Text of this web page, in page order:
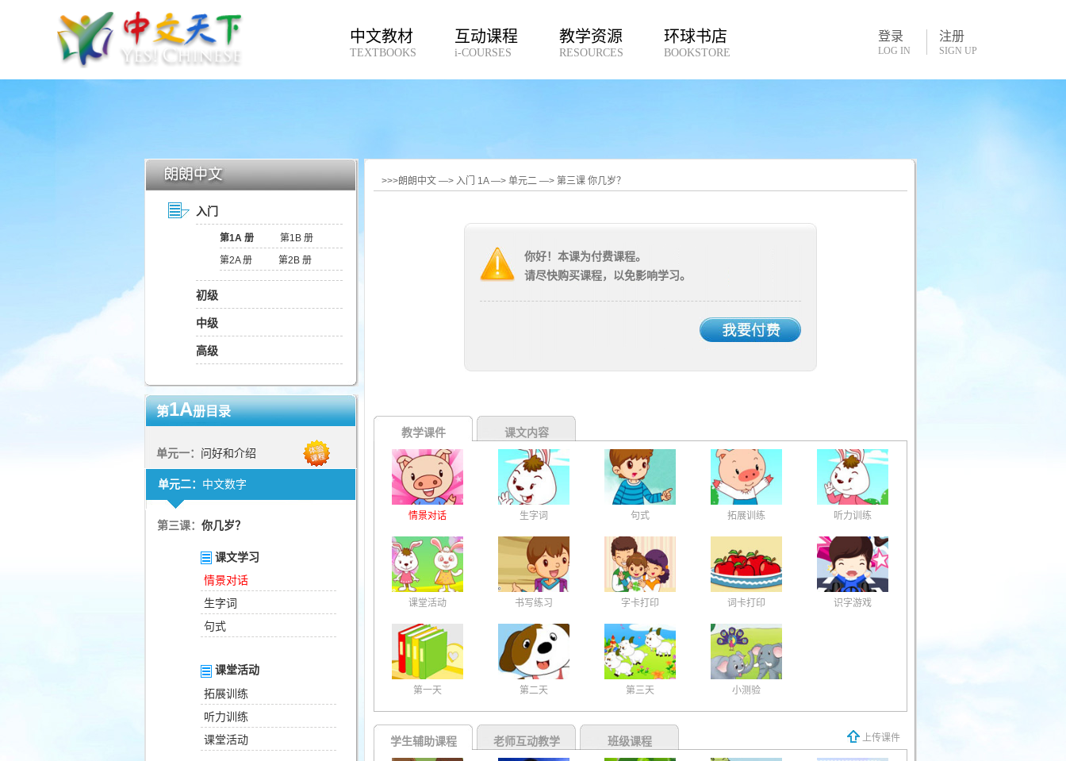
中文教材
TEXTBOOKS
互动课程
i-COURSES
教学资源
RESOURCES
环球书店
BOOKSTORE
登录
LOG IN
注册
SIGN UP
入门
第1A 册
第1B 册
第2A 册
第2B 册
初级
中级
高级
第1A册目录
单元一： 问好和介绍
单元二： 中文数字
第三课： 你几岁？
课文学习
情景对话
生字词
句式
课堂活动
拓展训练
听力训练
课堂活动
>>>朗朗中文 —> 入门 1A —> 单元二 —> 第三课 你几岁？
你好！本课为付费课程。
请尽快购买课程，以免影响学习。
教学课件 课文内容
情景对话 生字词 句式 拓展训练 听力训练
课堂活动 书写练习 字卡打印 词卡打印 识字游戏
第一天 第二天 第三天 小测验
学生辅助课程 老师互动教学 班级课程 上传课件